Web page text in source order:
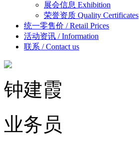
展会信息 Exhibition
荣誉资质 Quality Certificates
统一零售价 / Retail Prices
活动资讯 / Information
联系 / Contact us
钟建霞
业务员